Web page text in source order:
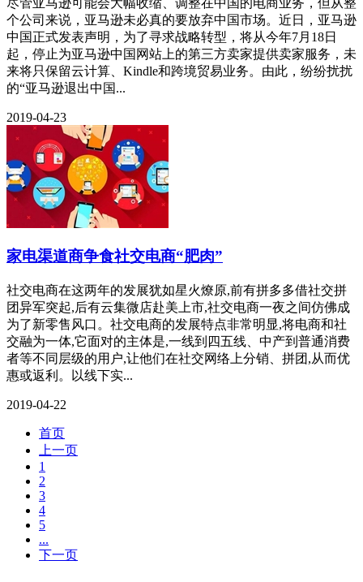
个公司来说，亚马逊未必真的要放弃中国市场。近日，亚马逊
中国正式发表声明，为了寻求战略转型，将从今年7月18日
起，停止为亚马逊中国网站上的第三方卖家提供卖家服务，未
来将只保留云计算、Kindle和跨境贸易业务。由此，纷纷扰扰
的“亚马逊退出中国...
2019-04-23
家电渠道商争食社交电商“肥肉”
社交电商在这两年的发展犹如星火燎原,前有拼多多借社交拼
团异军突起,后有云集微店赴美上市,社交电商一夜之间仿佛成
为了新零售风口。社交电商的发展特点非常明显,将电商和社
交融为一体,它面对的主体是,一线到四五线、中产到普通消费
者等不同层级的用户,让他们在社交网络上分销、拼团,从而优
惠或返利。以线下实...
2019-04-22
首页
上一页
1
2
3
4
5
...
下一页